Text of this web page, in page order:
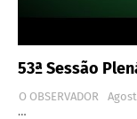
53ª Sessão
O OBSERVADOR
…